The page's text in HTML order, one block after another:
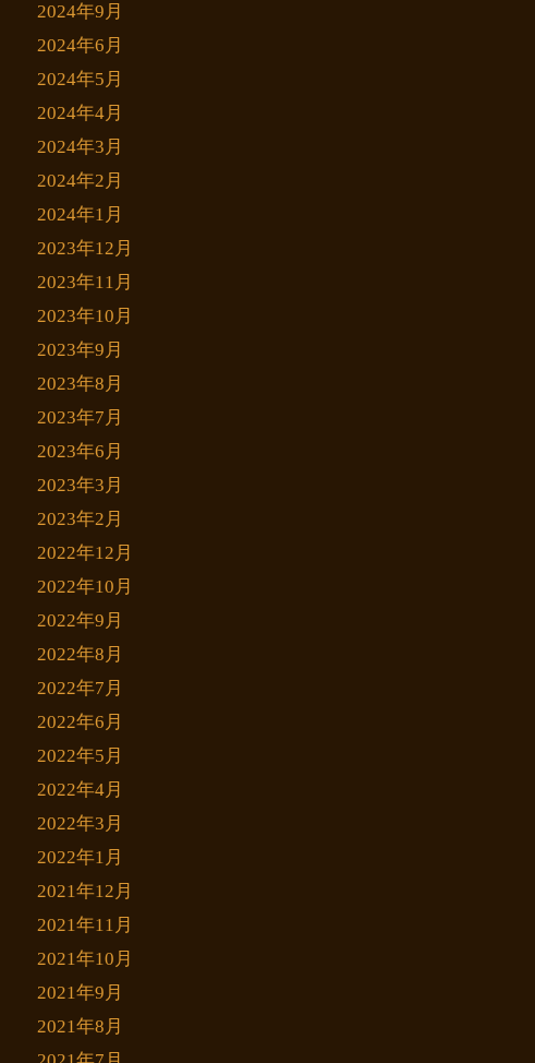
2024年9月
2024年6月
2024年5月
2024年4月
2024年3月
2024年2月
2024年1月
2023年12月
2023年11月
2023年10月
2023年9月
2023年8月
2023年7月
2023年6月
2023年3月
2023年2月
2022年12月
2022年10月
2022年9月
2022年8月
2022年7月
2022年6月
2022年5月
2022年4月
2022年3月
2022年1月
2021年12月
2021年11月
2021年10月
2021年9月
2021年8月